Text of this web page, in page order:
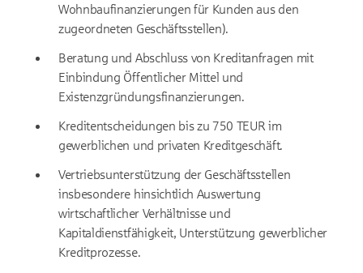
Wohnbaufinanzierungen für Kunden aus den
zugeordneten Geschäftsstellen).
Beratung und Abschluss von Kreditanfragen mit
Einbindung Öffentlicher Mittel und
Existenzgründungsfinanzierungen.
Kreditentscheidungen bis zu 750 TEUR im
gewerblichen und privaten Kreditgeschäft.
Vertriebsunterstützung der Geschäftsstellen
insbesondere hinsichtlich Auswertung
wirtschaftlicher Verhältnisse und
Kapitaldienstfähigkeit, Unterstützung gewerblicher
Kreditprozesse.